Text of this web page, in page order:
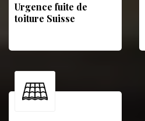
Urgence fuite de
toiture Suisse